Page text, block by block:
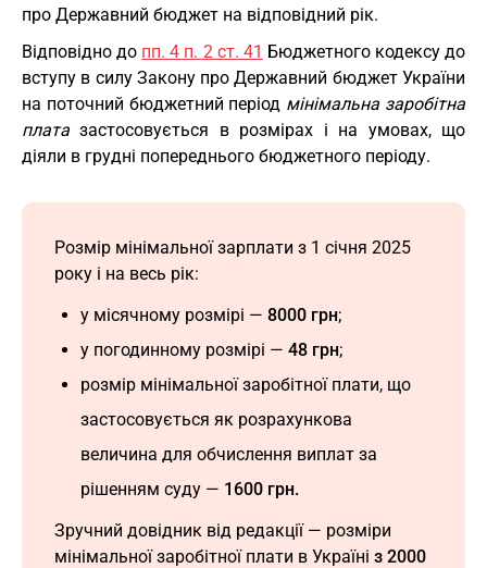
про Державний бюджет на відповідний рік.
Відповідно до пп. 4 п. 2 ст. 41 Бюджетного кодексу до
вступу в силу Закону про Державний бюджет України
на поточний бюджетний період мінімальна заробітна
плата застосовується в розмірах і на умовах, що
діяли в грудні попереднього бюджетного періоду.
Розмір мінімальної зарплати з 1 січня 2025
року і на весь рік:
у місячному розмірі — 8000 грн;
у погодинному розмірі — 48 грн;
розмір мінімальної заробітної плати, що
застосовується як розрахункова
величина для обчислення виплат за
рішенням суду — 1600 грн.
Зручний довідник від редакції — розміри
мінімальної заробітної плати в Україні з 2000